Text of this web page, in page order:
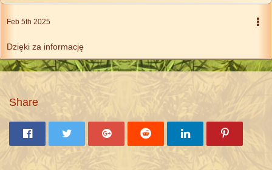
Feb 5th 2025
Dzięki za informację
Share